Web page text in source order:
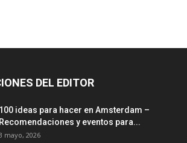
DEL EDITOR
100 ideas para hacer en Amsterdam –
Recomendaciones y eventos para...
mayo, 2026